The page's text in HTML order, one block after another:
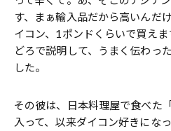
す、まぁ輸入品だから高いんだ
イコン、1ポンドくらいで買え
どろで説明して、うまく伝わっ
した。
その彼は、日本料理屋で食べた
入って、以来ダイコン好きにな